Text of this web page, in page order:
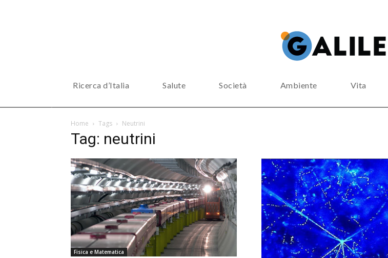
Ricerca d’Italia Salute Società Ambiente Vita
Home Tags Neutrini
Tag: neutrini
Fisica e Matematica